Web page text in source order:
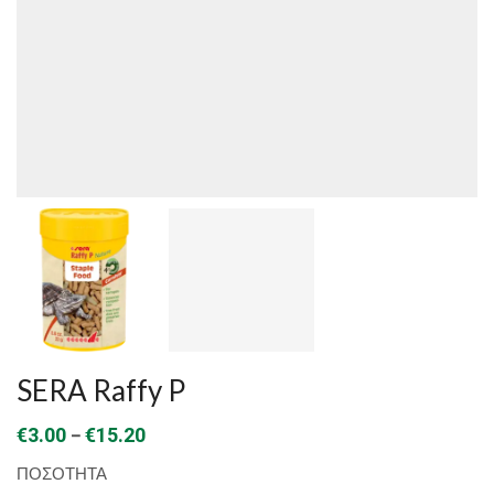
SERA Raffy P
€3.00 –€15.20Price
ΠΟΣΟΤΗΤΑ